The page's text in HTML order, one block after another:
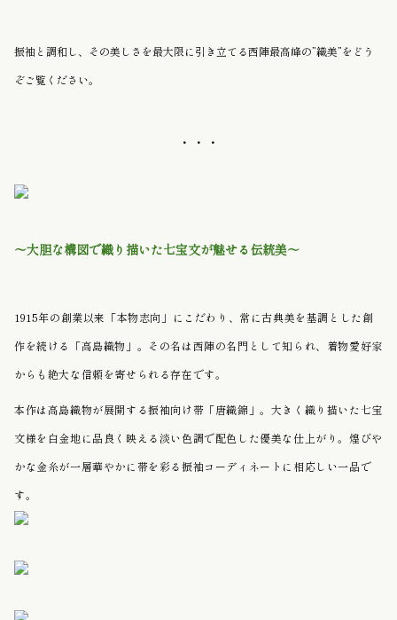
振袖と調和し、その美しさを最大限に引き立てる西陣最高峰の”織美”を どう
ぞご覧ください。
・・・
〜大胆な構図で織り描いた七宝文が魅せる伝統美〜
1915年の創業以来「本物志向」にこだわり、常に古典美を基調とした創
作を続ける「高島織物」。その名は西陣の名門として知られ、着物愛好家
からも絶大な信頼を寄せられる存在です。
本作は高島織物が展開する振袖向け帯「唐織錦」。大きく織り描いた七宝
文様を白金地に品良く映える淡い色調で配色した優美な仕上がり。煌びや
かな金糸が一層華やかに帯を彩る振袖コーディネートに相応しい一品で
す。